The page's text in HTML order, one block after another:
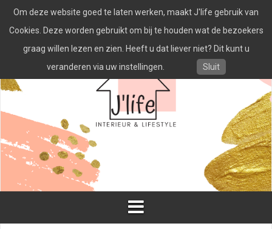
naar
inhoud
Om deze website goed te laten werken, maakt J'life gebruik van
Cookies. Deze worden gebruikt om bij te houden wat de bezoekers
graag willen lezen en zien. Heeft u dat liever niet? Dit kunt u
veranderen via uw instellingen.
Sluit